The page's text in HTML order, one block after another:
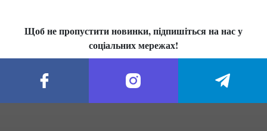
Щоб не пропустити новинки, підпишіться на нас у
соціальних мережах!